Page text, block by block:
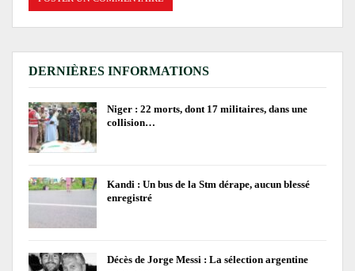
DERNIÈRES INFORMATIONS
Niger : 22 morts, dont 17 militaires, dans une
collision…
Kandi : Un bus de la Stm dérape, aucun blessé
enregistré
Décès de Jorge Messi : La sélection argentine